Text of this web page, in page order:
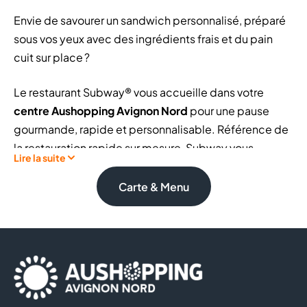
Envie de savourer un sandwich personnalisé, préparé
sous vos yeux avec des ingrédients frais et du pain
cuit sur place ?
Le restaurant Subway® vous accueille dans votre
centre Aushopping Avignon Nord pour une pause
gourmande, rapide et personnalisable. Référence de
la restauration rapide sur mesure, Subway vous
permet de composer votre repas selon vos goûts,
avec un large choix de pains, garnitures, légumes et
sauces. Chaque sandwich est préparé à la
Chez Subway®, vous pouvez notamment retrouver :
Lire la suite
Carte & Menu